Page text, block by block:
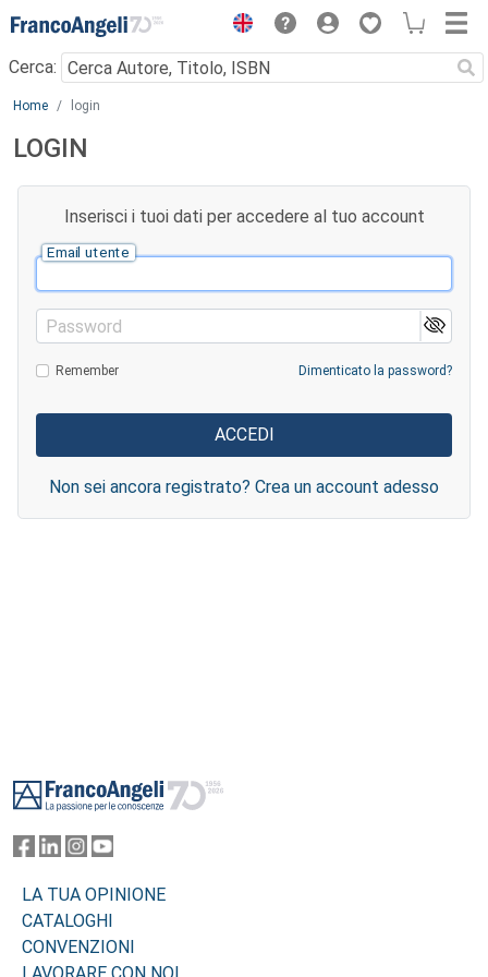
Menu
Cerca:
Main content
Home login
LOGIN
Inserisci i tuoi dati per accedere al tuo account
Email utente
Password
Remember Dimenticato la password?
Non sei ancora registrato? Crea un account adesso
LA TUA OPINIONE
CATALOGHI
CONVENZIONI